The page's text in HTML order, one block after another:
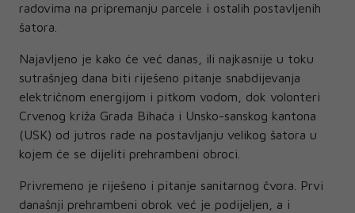
radovima na pripremanju parcele i ostalih postavljenih
šatora.
Najavljeno je kako će već danas, ili najkasnije u toku
sutrašnjeg dana biti riješeno pitanje snabdijevanja
električnom energijom i pitkom vodom, dok volonteri
Crvenog križa Grada Bihaća i Unsko-sanskog kantona
(USK) od jutros rade na postavljanju velikog šatora u
kojem će se dijeliti prehrambeni obroci.
Privremeno je riješeno i pitanje sanitarnog čvora. Prvi
današnji prehrambeni obrok već je podijeljen, a i